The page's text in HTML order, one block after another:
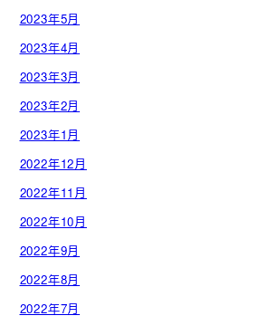
2023年5月
2023年4月
2023年3月
2023年2月
2023年1月
2022年12月
2022年11月
2022年10月
2022年9月
2022年8月
2022年7月